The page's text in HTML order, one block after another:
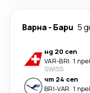
Варна- Бари 5
нд 20 сеп
VAR-BRI· 1
SWISS
чт 24 сеп
BRI-VAR· 1